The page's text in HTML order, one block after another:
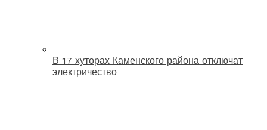
В 17 хуторах Каменского района отключат
электричество